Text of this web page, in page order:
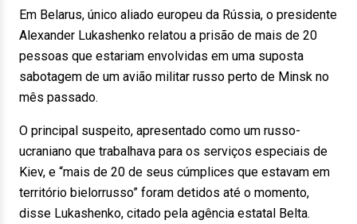
Em Belarus, único aliado europeu da Rússia, o presidente
Alexander Lukashenko relatou a prisão de mais de 20
pessoas que estariam envolvidas em uma suposta
sabotagem de um avião militar russo perto de Minsk no
mês passado.
O principal suspeito, apresentado como um russo-
ucraniano que trabalhava para os serviços especiais de
Kiev, e “mais de 20 de seus cúmplices que estavam em
território bielorrusso” foram detidos até o momento,
disse Lukashenko, citado pela agência estatal Belta.